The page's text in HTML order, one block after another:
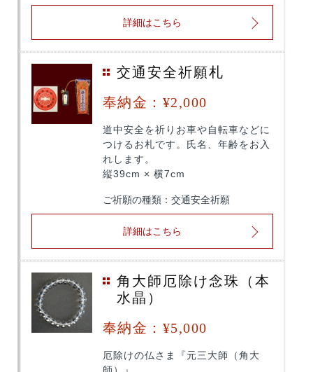
詳細はこちら
交通安全祈願札
奉納金：¥2,000
道中安全を祈りお車や自転車などに
つけるお札です。氏名、年齢をお入
れします。
縦39cm × 横7cm
ご祈願の種類：交通安全祈願
詳細はこちら
角大師厄除け念珠（本
水晶）
奉納金：¥5,000
厄除けの仏さま『元三大師（角大